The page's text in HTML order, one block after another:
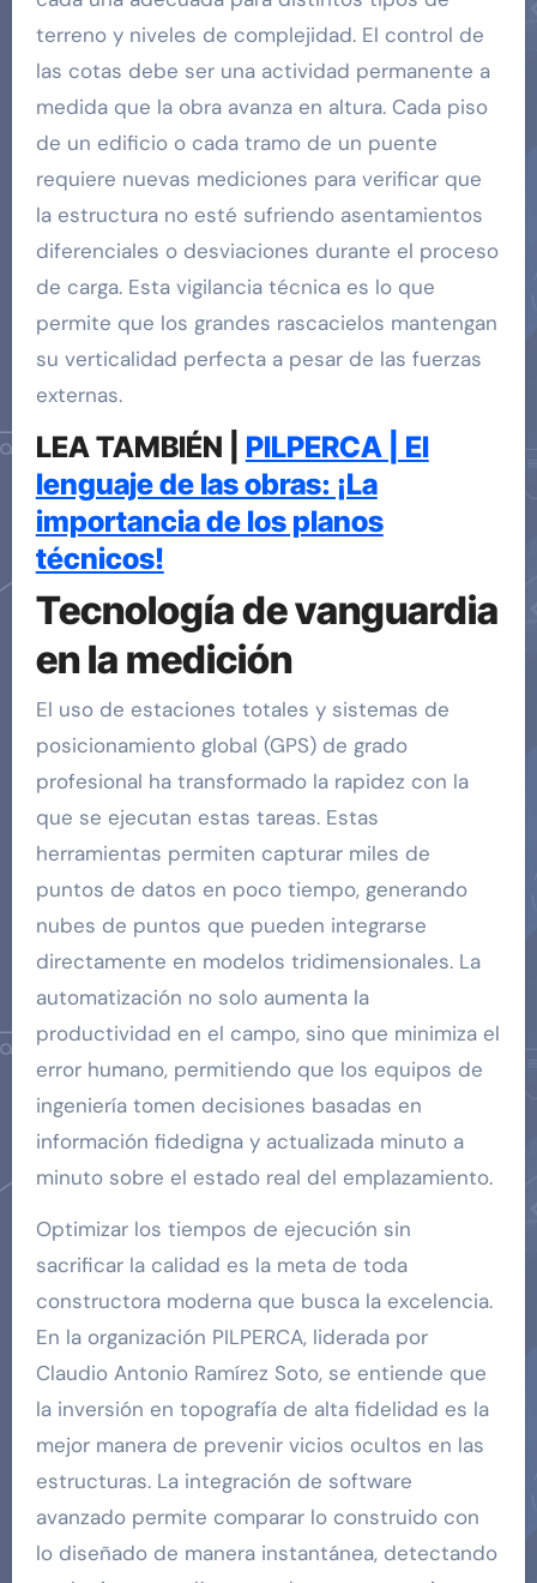
terreno y niveles de complejidad. El control de
las cotas debe ser una actividad permanente a
medida que la obra avanza en altura. Cada piso
de un edificio o cada tramo de un puente
requiere nuevas mediciones para verificar que
la estructura no esté sufriendo asentamientos
diferenciales o desviaciones durante el proceso
de carga. Esta vigilancia técnica es lo que
permite que los grandes rascacielos mantengan
su verticalidad perfecta a pesar de las fuerzas
externas.
LEA TAMBIÉN | PILPERCA | El
lenguaje de las obras: ¡La
importancia de los planos
técnicos!
Tecnología de vanguardia
en la medición
El uso de estaciones totales y sistemas de
posicionamiento global (GPS) de grado
profesional ha transformado la rapidez con la
que se ejecutan estas tareas. Estas
herramientas permiten capturar miles de
puntos de datos en poco tiempo, generando
nubes de puntos que pueden integrarse
directamente en modelos tridimensionales. La
automatización no solo aumenta la
productividad en el campo, sino que minimiza el
error humano, permitiendo que los equipos de
ingeniería tomen decisiones basadas en
información fidedigna y actualizada minuto a
minuto sobre el estado real del emplazamiento.
Optimizar los tiempos de ejecución sin
sacrificar la calidad es la meta de toda
constructora moderna que busca la excelencia.
En la organización PILPERCA, liderada por
Claudio Antonio Ramírez Soto, se entiende que
la inversión en topografía de alta fidelidad es la
mejor manera de prevenir vicios ocultos en las
estructuras. La integración de software
avanzado permite comparar lo construido con
lo diseñado de manera instantánea, detectando